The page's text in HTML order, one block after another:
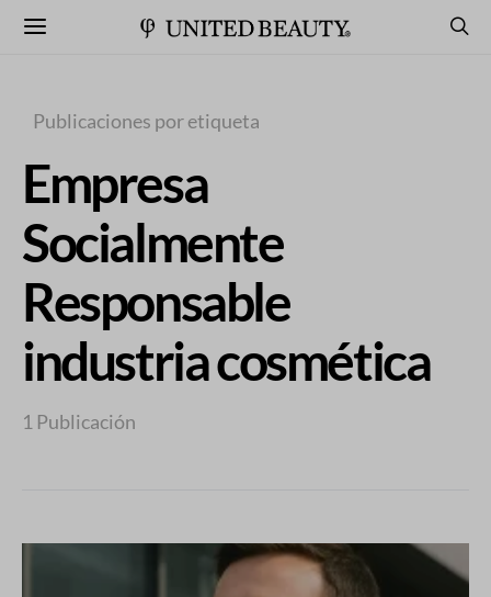
Publicaciones por etiqueta
Empresa
Socialmente
Responsable
industria cosmética
1 Publicación